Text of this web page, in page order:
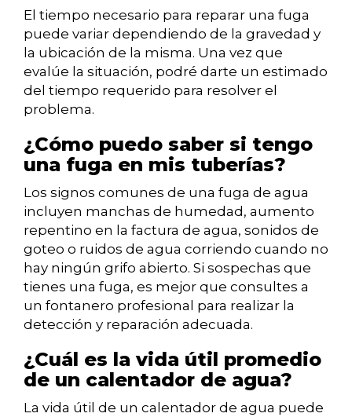
El tiempo necesario para reparar una fuga
puede variar dependiendo de la gravedad y
la ubicación de la misma. Una vez que
evalúe la situación, podré darte un estimado
del tiempo requerido para resolver el
problema.
¿Cómo puedo saber si tengo
una fuga en mis tuberías?
Los signos comunes de una fuga de agua
incluyen manchas de humedad, aumento
repentino en la factura de agua, sonidos de
goteo o ruidos de agua corriendo cuando no
hay ningún grifo abierto. Si sospechas que
tienes una fuga, es mejor que consultes a
un fontanero profesional para realizar la
detección y reparación adecuada.
¿Cuál es la vida útil promedio
de un calentador de agua?
La vida útil de un calentador de agua puede